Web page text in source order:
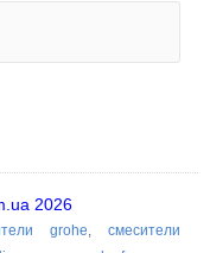
2026
grohe,смесители